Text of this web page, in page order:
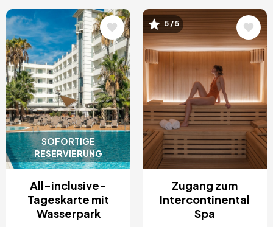
SOFORTIGE
RESERVIERUNG
Bild
All-inclusive-
Tageskarte mit
Wasserpark
Bild5 / 5
Zugang zum
Intercontinental
Spa